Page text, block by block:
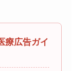
療広告ガイ